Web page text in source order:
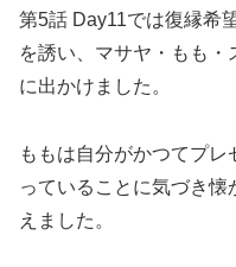
第5話 Day11では復縁希
を誘い、マサヤ・もも
に出かけました。
ももは自分がかつてプ
っていることに気づき
えました。